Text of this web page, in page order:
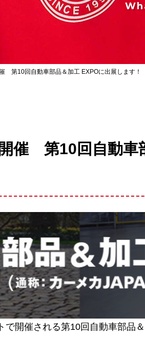
第10回自動車部品＆加工 EXPOに出展します！
催 第10回自動車
開催される第10回自動車部品